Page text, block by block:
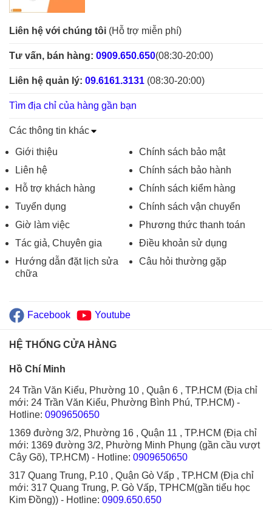
Liên hệ với chúng tôi (Hỗ trợ miễn phí)
Tư vấn, bán hàng: 0909.650.650(08:30-20:00)
Liên hệ quản lý: 09.6161.3131 (08:30-20:00)
Tìm địa chỉ của hàng gần bạn
Các thông tin khác
Giới thiệu
Liên hệ
Hỗ trợ khách hàng
Tuyển dụng
Giờ làm việc
Tác giả, Chuyên gia
Hướng dẫn đặt lịch sửa
chữa
Chính sách bảo mật
Chính sách bảo hành
Chính sách kiểm hàng
Chính sách vận chuyển
Phương thức thanh toán
Điều khoản sử dụng
Câu hỏi thường gặp
Facebook Youtube
HỆ THỐNG CỬA HÀNG
Hồ Chí Minh
24 Trần Văn Kiểu, Phường 10 , Quận 6 , TP.HCM (Địa chỉ
mới: 24 Trần Văn Kiểu, Phường Bình Phú, TP.HCM) -
Hotline: 0909650650
1369 đường 3/2, Phường 16 , Quận 11 , TP.HCM (Địa chỉ
mới: 1369 đường 3/2, Phường Minh Phụng (gần cầu vượt
Cây Gõ), TP.HCM) - Hotline: 0909650650
317 Quang Trung, P.10 , Quận Gò Vấp , TP.HCM (Địa chỉ
mới: 317 Quang Trung, P. Gò Vấp, TPHCM(gần tiểu học
Kim Đồng)) - Hotline: 0909.650.650